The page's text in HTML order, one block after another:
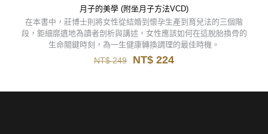
月子的美學 (附坐月子方法VCD)
在本書中，莊博士則將女性從結婚到懷孕生產到育兒法的三個階
段，鉅細靡遺地為讀者剖析與講述，女性應該如何在這脫胎換骨的
生命關鍵時刻，為一生健康轉換調理的最佳時機。
NT$249
原
格：
NT$ 224目
格：